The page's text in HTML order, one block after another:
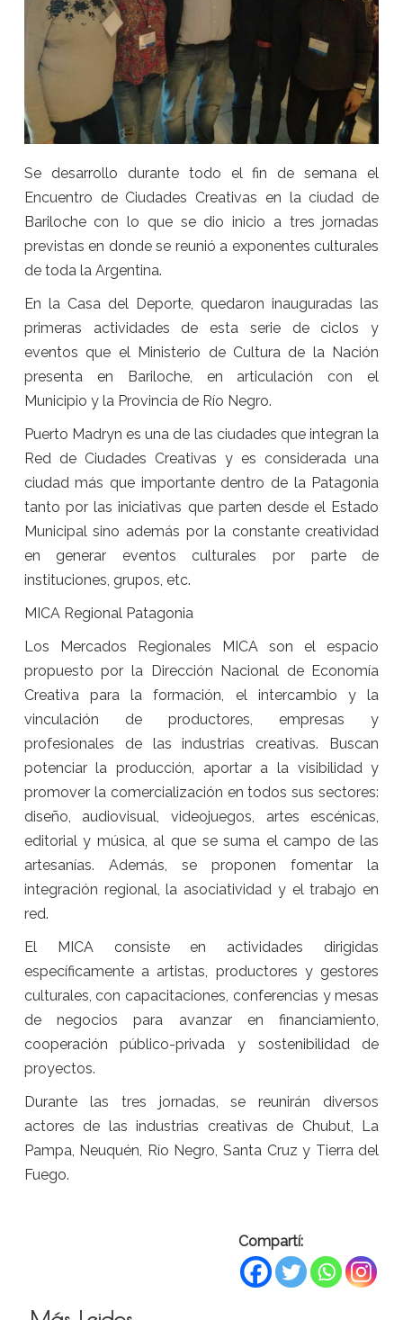
Se desarrollo durante todo el fin de semana el
Encuentro de Ciudades Creativas en la ciudad de
Bariloche con lo que se dio inicio a tres jornadas
previstas en donde se reunió a exponentes culturales
de toda la Argentina.
En la Casa del Deporte, quedaron inauguradas las
primeras actividades de esta serie de ciclos y
eventos que el Ministerio de Cultura de la Nación
presenta en Bariloche, en articulación con el
Municipio y la Provincia de Río Negro.
Puerto Madryn es una de las ciudades que integran la
Red de Ciudades Creativas y es considerada una
ciudad más que importante dentro de la Patagonia
tanto por las iniciativas que parten desde el Estado
Municipal sino además por la constante creatividad
en generar eventos culturales por parte de
instituciones, grupos, etc.
MICA Regional Patagonia
Los Mercados Regionales MICA son el espacio
propuesto por la Dirección Nacional de Economía
Creativa para la formación, el intercambio y la
vinculación de productores, empresas y
profesionales de las industrias creativas. Buscan
potenciar la producción, aportar a la visibilidad y
promover la comercialización en todos sus sectores:
diseño, audiovisual, videojuegos, artes escénicas,
editorial y música, al que se suma el campo de las
artesanías. Además, se proponen fomentar la
integración regional, la asociatividad y el trabajo en
red.
El MICA consiste en actividades dirigidas
específicamente a artistas, productores y gestores
culturales, con capacitaciones, conferencias y mesas
de negocios para avanzar en financiamiento,
cooperación público-privada y sostenibilidad de
proyectos.
Durante las tres jornadas, se reunirán diversos
actores de las industrias creativas de Chubut, La
Pampa, Neuquén, Río Negro, Santa Cruz y Tierra del
Fuego.
Compartí: